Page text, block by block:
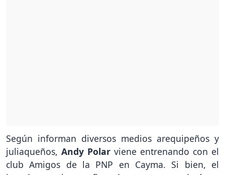
Según informan diversos medios arequipeños y
juliaqueños, Andy Polar viene entrenando con el
club Amigos de la PNP en Cayma. Si bien, el